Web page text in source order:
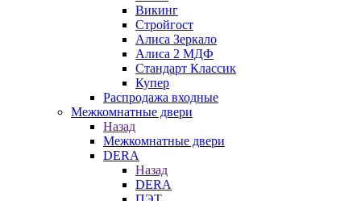
Викинг
Стройгост
Алиса Зеркало
Алиса 2 МДФ
Стандарт Классик
Купер
Распродажа входные
Межкомнатные двери
Назад
Межкомнатные двери
DERA
Назад
DERA